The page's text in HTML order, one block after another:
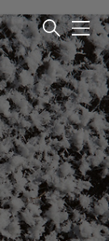
메
뉴